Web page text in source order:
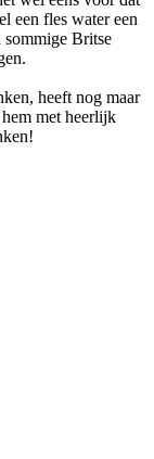
een fles water een
sommige Britse
heeft nog maar
met heerlijk